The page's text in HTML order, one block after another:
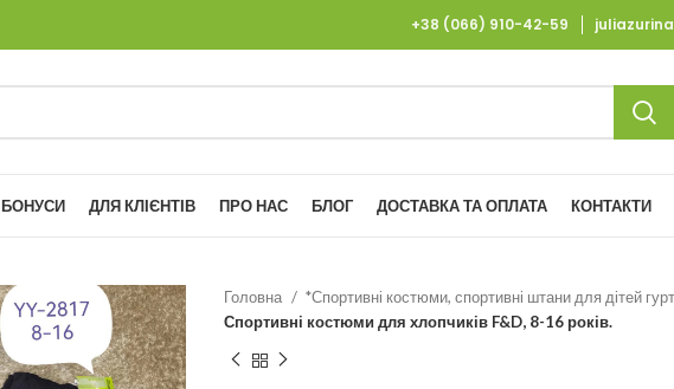
+38 (066) 910-42-59
БОНУСИ ДЛЯ КЛІЄНТІВ ПРО НАС БЛОГ ДОСТАВКА ТА ОПЛАТА КОНТАКТИ
Головна *Спортивні костюми, спортивні штани для дітей гурт
Спортивні костюми для хлопчиків F&D, 8-16 років.